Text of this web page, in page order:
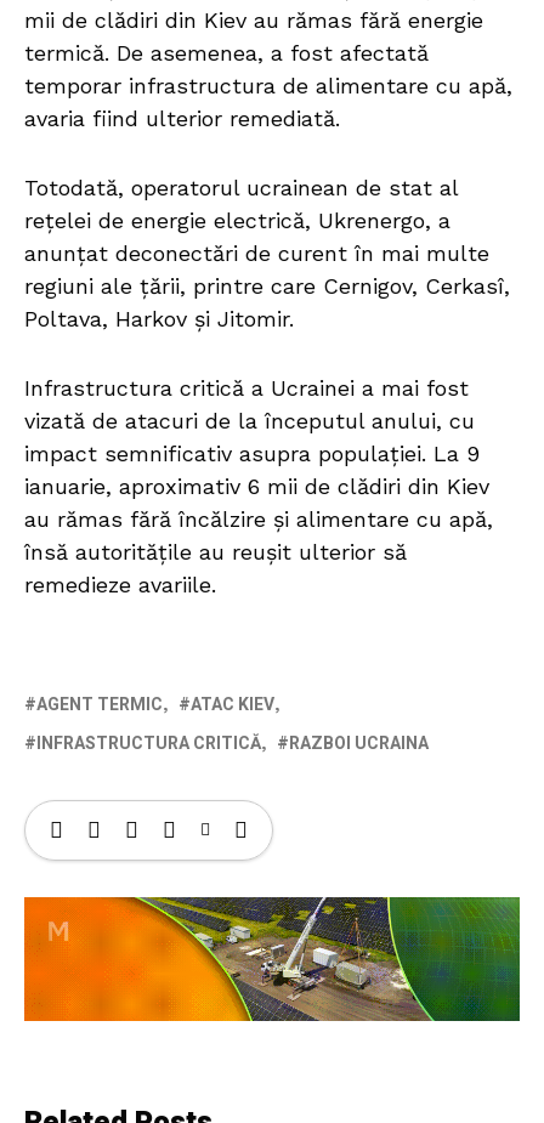
mii de clădiri din Kiev au rămas fără energie
termică. De asemenea, a fost afectată
temporar infrastructura de alimentare cu apă,
avaria fiind ulterior remediată.
Totodată, operatorul ucrainean de stat al
rețelei de energie electrică, Ukrenergo, a
anunțat deconectări de curent în mai multe
regiuni ale țării, printre care Cernigov, Cerkasî,
Poltava, Harkov și Jitomir.
Infrastructura critică a Ucrainei a mai fost
vizată de atacuri de la începutul anului, cu
impact semnificativ asupra populației. La 9
ianuarie, aproximativ 6 mii de clădiri din Kiev
au rămas fără încălzire și alimentare cu apă,
însă autoritățile au reușit ulterior să
remedieze avariile.
AGENT TERMIC
ATAC KIEV
INFRASTRUCTURA CRITICĂ
RAZBOI UCRAINA